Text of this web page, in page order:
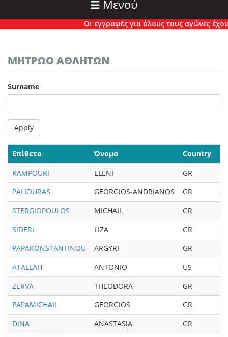
Μενού
Οι εγγραφές για όλους τους αγώνες έχουν
ΜΗΤΡΏΟ ΑΘΛΗΤΏΝ
Surname
Apply
Επίθετο Όνομα Country
KAMPOURI
ELENI GR
PALIOURAS
GEORGIOS-ANDRIANOS GR
STERGIOPOULOS
MICHAIL GR
SIDERI
LIZA GR
PAPAKONSTANTINOU
ARGYRI GR
ATALLAH
ANTONIO US
ZERVA
THEODORA GR
PAPAMICHAIL
GEORGIOS GR
DINA
ANASTASIA GR